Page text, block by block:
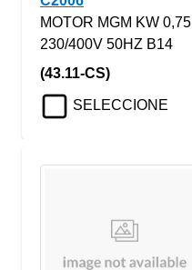
MOTOR MGM KW 0,75
230/400V 50HZ B14
(43.11-CS)
SELECCIONE